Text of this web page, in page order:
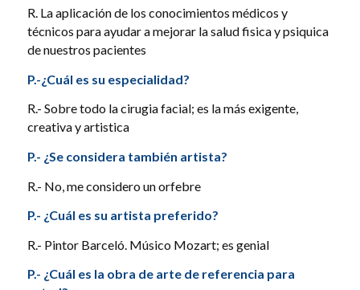
R. La aplicación de los conocimientos médicos y
técnicos para ayudar a mejorar la salud fisica y psiquica
de nuestros pacientes
P.-¿Cuál es su especialidad?
R.- Sobre todo la cirugia facial; es la más exigente,
creativa y artistica
P.- ¿Se considera también artista?
R.- No, me considero un orfebre
P.- ¿Cuál es su artista preferido?
R.- Pintor Barceló. Músico Mozart; es genial
P.- ¿Cuál es la obra de arte de referencia para